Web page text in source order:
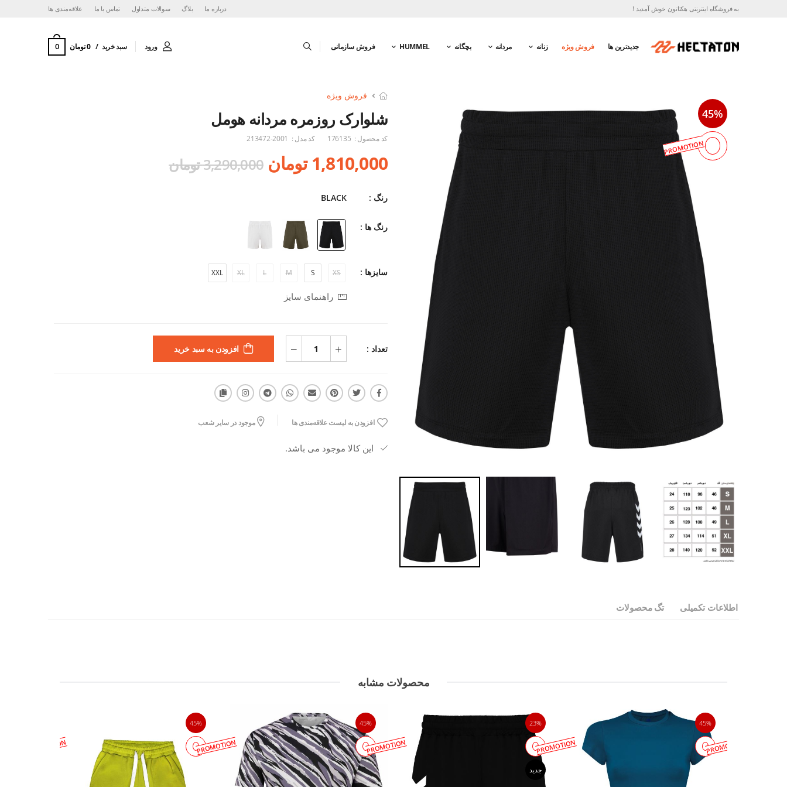
به فروشگاه اینترنتی هکتاتون خوش آمدید ! درباره ما بلاگ سوالات متداول تماس با ما ‌علاقه‌مندی ها
جدیدترین ها فروش ویژه زنانه مردانه بچگانه HUMMEL فروش سازمانی ورود سبد خرید 0 تومان 0
45%
PROMOTION
فروش ویژه
شلوارک روزمره مردانه هومل
کد محصول : 176135 کد مدل : 213472-2001
1,810,000 تومان 3,290,000 تومان
رنگ : BLACK
رنگ ها :
سایزها : XS
S
M
L
XL
XXL
راهنمای سایز
تعداد : افزودن به سبد خرید
افزودن به لیست علاقه‌مندی ها موجود در سایر شعب
این کالا موجود می باشد.
اطلاعات تکمیلی تگ محصولات
محصولات مشابه
45%
PROMOTION
23%
PROMOTION
جدید
45%
PROMOTION
45%
PROMOTION
PROMOTION